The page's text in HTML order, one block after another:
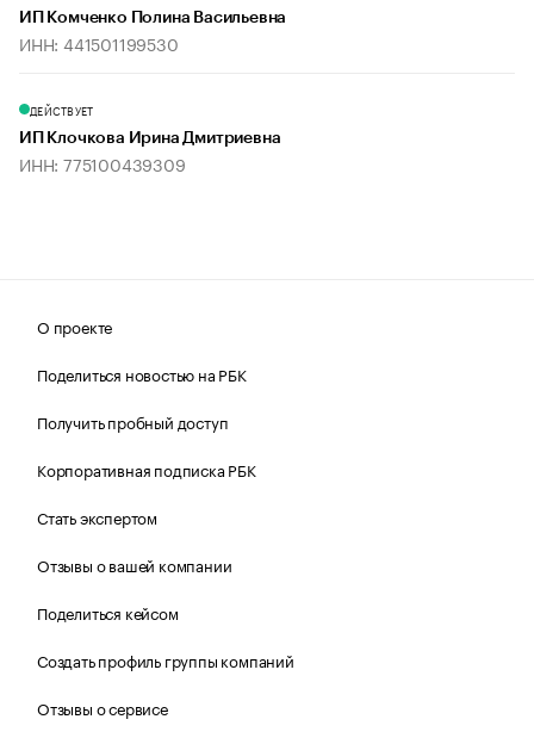
ИП Комченко Полина Васильевна
ИНН: 441501199530
ДЕЙСТВУЕТ
ИП Клочкова Ирина Дмитриевна
ИНН: 775100439309
О проекте
Поделиться новостью на РБК
Получить пробный доступ
Корпоративная подписка РБК
Стать экспертом
Отзывы о вашей компании
Поделиться кейсом
Создать профиль группы компаний
Отзывы о сервисе